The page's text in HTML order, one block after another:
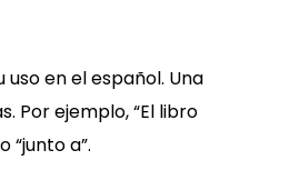
en el español. Una
Por ejemplo, “El libro
a”.